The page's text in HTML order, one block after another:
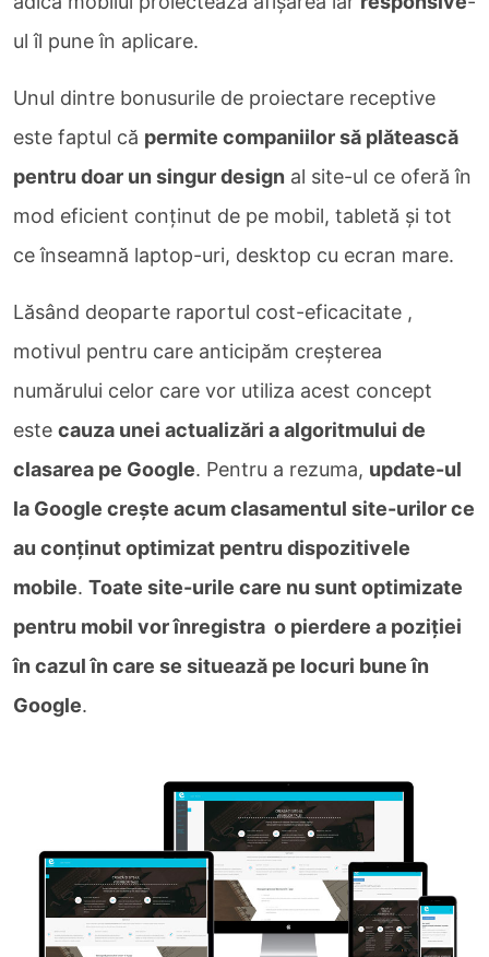
ul îl pune în aplicare.
Unul dintre bonusurile de proiectare receptive
este faptul că permite companiilor să plătească
pentru doar un singur design al site-ul ce oferă în
mod eficient conținut de pe mobil, tabletă și tot
ce înseamnă laptop-uri, desktop cu ecran mare.
Lăsând deoparte raportul cost-eficacitate ,
motivul pentru care anticipăm creșterea
numărului celor care vor utiliza acest concept
este cauza unei actualizări a algoritmului de
clasarea pe Google. Pentru a rezuma, update-ul
la Google crește acum clasamentul site-urilor ce
au conținut optimizat pentru dispozitivele
mobile. Toate site-urile care nu sunt optimizate
pentru mobil vor înregistra o pierdere a poziției
în cazul în care se situează pe locuri bune în
Google.